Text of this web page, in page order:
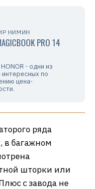
НИМИН
PRO 14
- одни из
по
цена-
ряда
в багажном
шторки или
с завода не